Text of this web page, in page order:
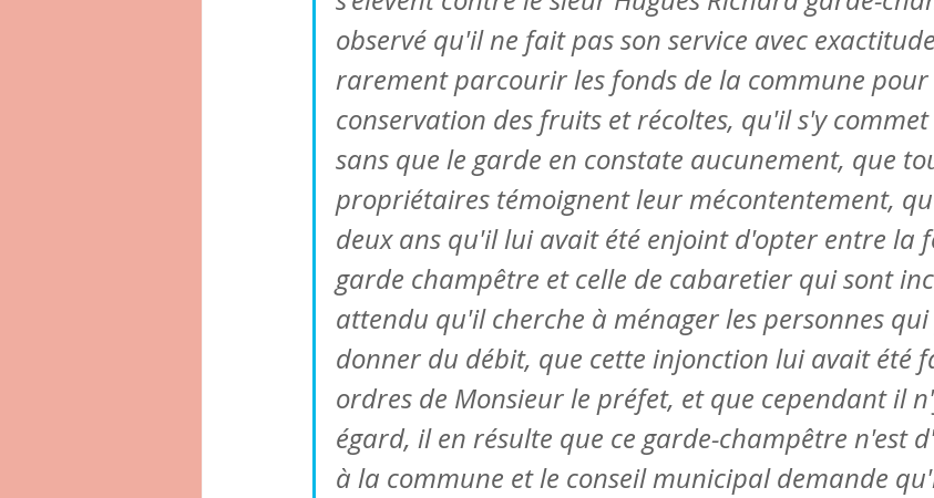
observé qu'il ne fait pas son service avec
rarement parcourir les fonds de la commune
conservation des fruits et récoltes, qu'il s'y commet
sans que le garde en constate aucunement, que
propriétaires témoignent leur mécontentement,
deux ans qu'il lui avait été enjoint d'opter entre la
garde champêtre et celle de cabaretier qui sont
attendu qu'il cherche à ménager les personnes
donner du débit, que cette injonction lui avait été
ordres de Monsieur le préfet, et que cependant il
égard, il en résulte que ce garde-champêtre n'est
à la commune et le conseil municipal demande